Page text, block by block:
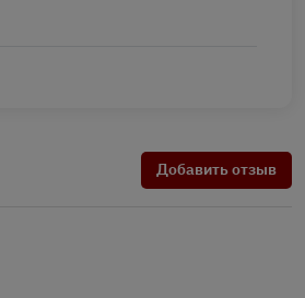
Добавить отзыв